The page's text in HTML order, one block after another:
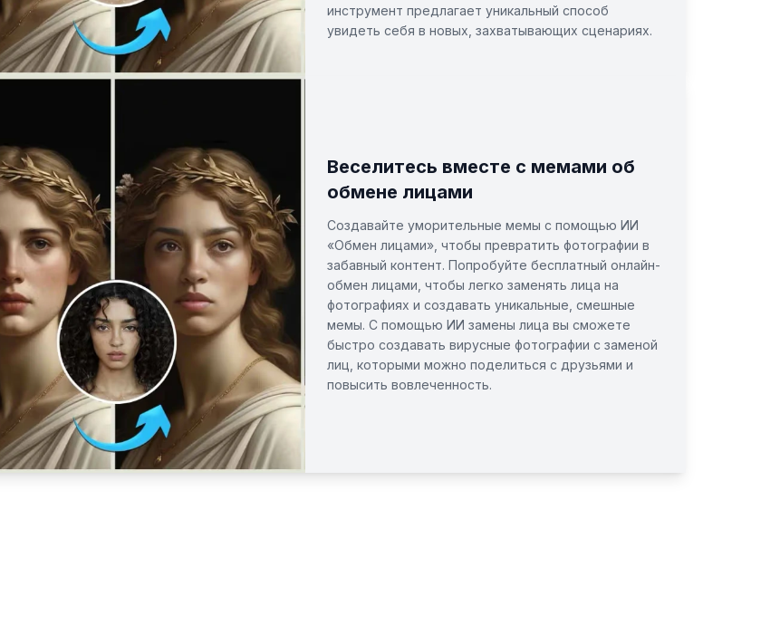
инструмент предлагает уникальный способ
увидеть себя в новых, захватывающих сценариях.
Веселитесь вместе с мемами об
обмене лицами
Создавайте уморительные мемы с помощью ИИ
«Обмен лицами», чтобы превратить фотографии в
забавный контент. Попробуйте бесплатный онлайн-
обмен лицами, чтобы легко заменять лица на
фотографиях и создавать уникальные, смешные
мемы. С помощью ИИ замены лица вы сможете
быстро создавать вирусные фотографии с заменой
лиц, которыми можно поделиться с друзьями и
повысить вовлеченность.